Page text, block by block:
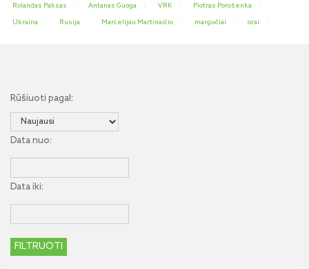
Rolandas Paksas
Antanas Guoga VRK
Piotras Porošenka
Ukraina
Rusija Marcelijau Martinaičio margučiai orai
Rūšiuoti pagal:
Data nuo:
Data iki: